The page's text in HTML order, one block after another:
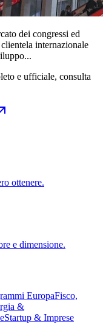
dei congressi ed
internazionale
e ufficiale, consulta
ottenere.
e dimensione.
EuropaFisco,
&
Startup & Imprese